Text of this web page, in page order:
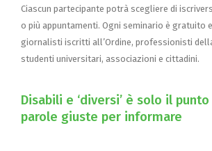
Ciascun partecipante potrà scegliere di
o più appuntamenti. Ogni seminario è gratuito
giornalisti iscritti all’Ordine, professionisti
studenti universitari, associazioni e cittadini.
Disabili e ‘diversi’ è solo il
parole giuste per informare